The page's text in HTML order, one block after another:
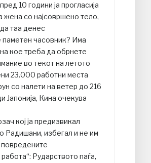
10 години ја прогласија
жена со најсовршено тело,
таа денес
паметен часовник? Има
кое треба да обрнете
во текот на летото
23.000 работни места
со налети на ветер до 216
Јапонија, Кина очекува
кој ја предизвикал
Радишани, избегал и не им
Рударството паѓа,